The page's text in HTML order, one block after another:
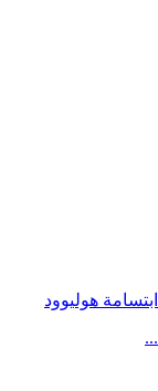
ابتسامة هوليوود
...